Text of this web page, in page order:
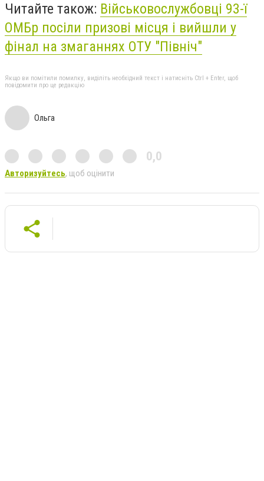
Читайте також: Військовослужбовці 93-ї
ОМБр посіли призові місця і вийшли у
фінал на змаганнях ОТУ "Північ"
Якщо ви помітили помилку, виділіть необхідний текст і натисніть Ctrl + Enter, щоб
повідомити про це редакцію
Ольга
0,0
Авторизуйтесь, щоб оцінити